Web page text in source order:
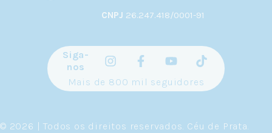
CNPJ 26.247.418/0001-91
Siga-
nos
Mais de 800 mil seguidores
© 2026 | Todos os direitos reservados. Céu de Prata